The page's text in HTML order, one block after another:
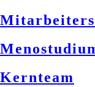
Kernteam